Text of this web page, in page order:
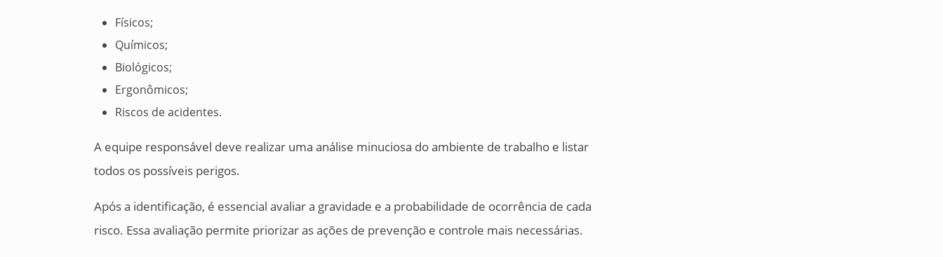
Físicos;
Químicos;
Biológicos;
Ergonômicos;
Riscos de acidentes.
A equipe responsável deve realizar uma análise minuciosa do ambiente de trabalho e listar
todos os possíveis perigos.
Após a identificação, é essencial avaliar a gravidade e a probabilidade de ocorrência de cada
risco. Essa avaliação permite priorizar as ações de prevenção e controle mais necessárias.